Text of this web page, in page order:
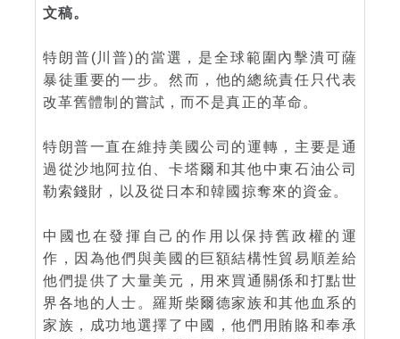
文稿。
特朗普(川普)的當選，是全球範圍內擊潰可薩
暴徒重要的一步。然而，他的總統責任只代表
改革舊體制的嘗試，而不是真正的革命。
特朗普一直在維持美國公司的運轉，主要是通
過從沙地阿拉伯、卡塔爾和其他中東石油公司
勒索錢財，以及從日本和韓國掠奪來的資金。
中國也在發揮自己的作用以保持舊政權的運
作，因為他們與美國的巨額結構性貿易順差給
他們提供了大量美元，用來買通關係和打點世
界各地的人士。羅斯柴爾德家族和其他血系的
家族，成功地選擇了中國，他們用賄賂和奉承